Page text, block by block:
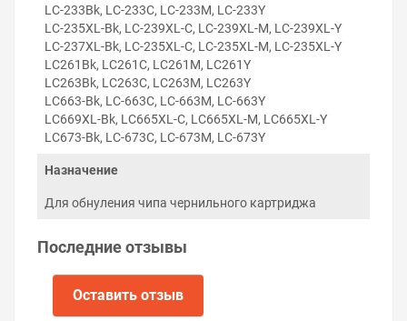
Решили купить программатор чипов картриджей для
Brother MFC-J4725N — оформите заказ или напишите
онлайн-консультанту. Мы ответим на вопросы и
поможем сделать печать на принтере экономичной.
LC-233Bk, LC-233C, LC-233M, LC-233Y
LC-235XL-Bk, LC-239XL-C, LC-239XL-M, LC-239XL-Y
LC-237XL-Bk, LC-235XL-C, LC-235XL-M, LC-235XL-Y
LC261Bk, LC261C, LC261M, LC261Y
LC263Bk, LC263C, LC263M, LC263Y
LC663-Bk, LC-663C, LC-663M, LC-663Y
LC669XL-Bk, LC665XL-C, LC665XL-M, LC665XL-Y
LC673-Bk, LC-673C, LC-673M, LC-673Y
Назначение
Для обнуления чипа чернильного картриджа
Последние отзывы
Оставить отзыв